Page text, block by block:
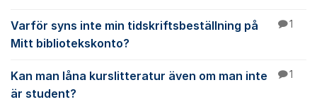
Varför syns inte min tidskriftsbeställning på
Mitt bibliotekskonto?
1
Kan man låna kurslitteratur även om man inte
är student?
1